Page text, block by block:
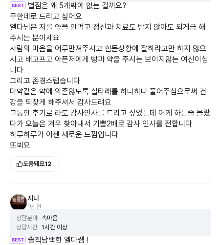
별점은 왜 5개밖에 없는 걸까요?
무한데로 드리고 싶어요
엘다님은 저를 약을 안먹고 정신과 치료도 받지 않아도 되게금 해
주시는 분이세요
사람의 마음을 어루만져주시고 힘든상황에 잘하라고만 하지 않으
시고 배고프고 아픈저에게 빵과 약을 주시는 보이지않는 여신이십
니다
그리고 존경스럽습니다
마약같은 약에 의존않도록 실타래를 하나하나 풀어주심으로써 건
강을 되찾게 해주셔서 감사드려요
그동안 후기로 라도 감사인사를 드리고 싶었는데 어케 하는줄 몰랐
다가 오늘은 겨우 찾아내서 기쁨2배로 감사 인사를 전합니다
하루하루가 이젠 새로운 느낌입니다
또뵈요
도움돼요12
지니
1년 전
상담분야 속마음
상담시간 1시간 이상
솔직담백한 엘다쌤 !